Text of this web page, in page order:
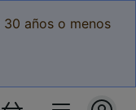
30 años o menos